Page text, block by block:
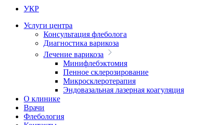
УКР
Услуги центра
Консультация флеболога
Диагностика варикоза
Лечение варикоза
Минифлебэктомия
Пенное склерозирование
Микросклеротерапия
Эндовазальная лазерная коагуляция
О клинике
Врачи
Флебология